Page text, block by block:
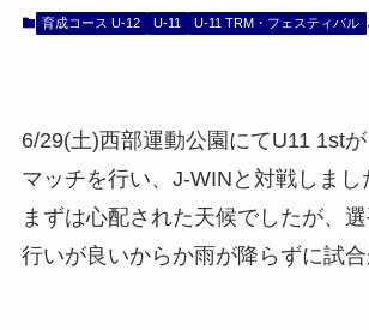
育成コース U-12 U-11 U-11 TRM・フェスティバル
6/29(土)西部運動公園にてU11 1st
マッチを行い、J-WINと対戦しまし
まずは心配された天候でしたが、
行いが良いからか雨が降らずに試